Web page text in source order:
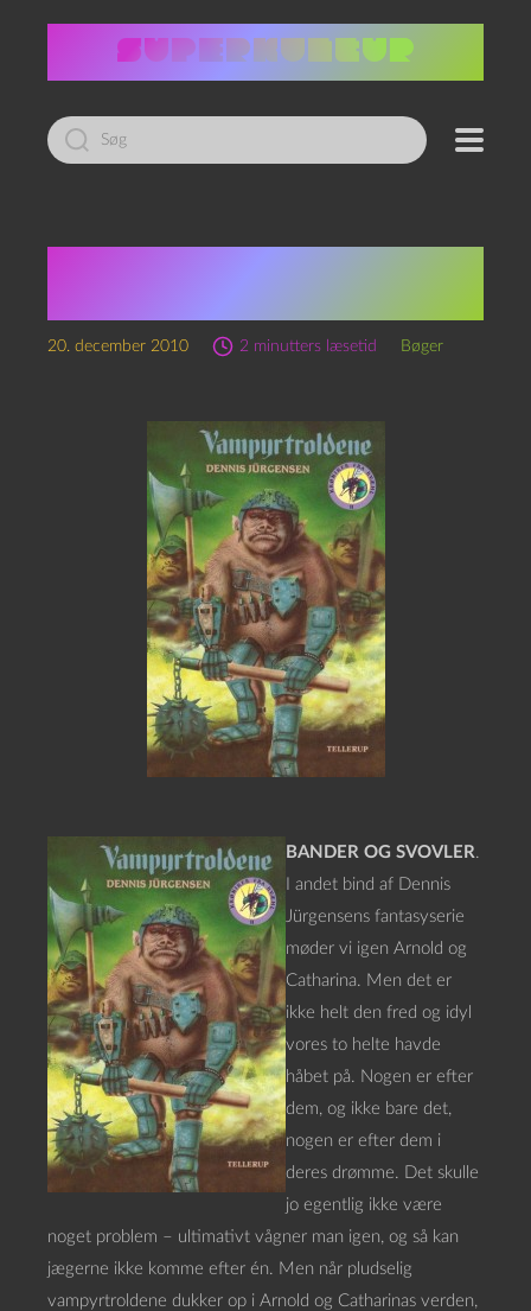
Led
efter:
20. december 2010 2 minutters læsetid Bøger
BANDER OG SVOVLER.
I andet bind af Dennis
Jürgensens fantasyserie
møder vi igen Arnold og
Catharina. Men det er
ikke helt den fred og idyl
vores to helte havde
håbet på. Nogen er efter
dem, og ikke bare det,
nogen er efter dem i
deres drømme. Det skulle
jo egentlig ikke være
noget problem – ultimativt vågner man igen, og så kan
jægerne ikke komme efter én. Men når pludselig
vampyrtroldene dukker op i Arnold og Catharinas verden,